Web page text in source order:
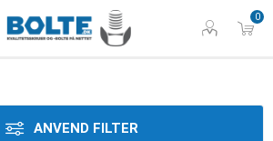
0
ANVEND FILTER